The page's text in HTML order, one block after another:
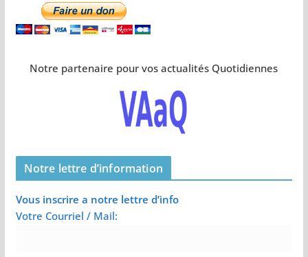
Notre partenaire pour vos actualités Quotidiennes
Notre lettre d’information
Vous inscrire a notre lettre d’info
Votre Courriel / Mail: